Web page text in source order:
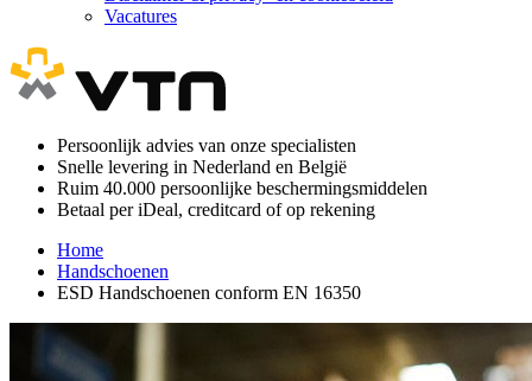
Vacatures
Persoonlijk advies van onze specialisten
Snelle levering in Nederland en België
Ruim 40.000 persoonlijke beschermingsmiddelen
Betaal per iDeal, creditcard of op rekening
Home
Handschoenen
ESD Handschoenen conform EN 16350